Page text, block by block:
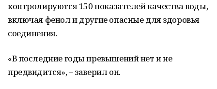
контролируются 150 показателей качества воды,
включая фенол и другие опасные для здоровья
соединения.
«В последние годы превышений нет и не
предвидится», – заверил он.